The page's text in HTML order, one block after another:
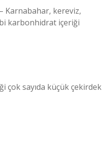
Karnabahar, kereviz,
karbonhidrat içeriği
çok sayıda küçük çekirdek